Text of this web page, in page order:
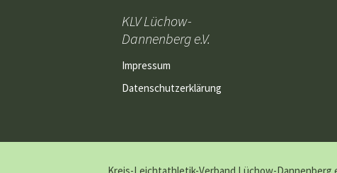
KLV Lüchow-
Dannenberg e.V.
Impressum
Datenschutzerklärung